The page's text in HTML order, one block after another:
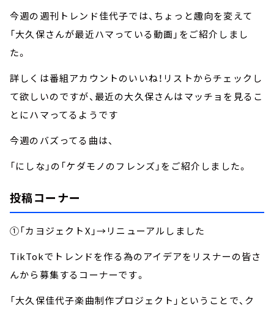
今週の週刊トレンド佳代子では、ちょっと趣向を変えて
「大久保さんが最近ハマっている動画」をご紹介しまし
た。
詳しくは番組アカウントのいいね！リストからチェックし
て欲しいのですが、最近の大久保さんはマッチョを見るこ
とにハマってるようです
今週のバズってる曲は、
「にしな」の「ケダモノのフレンズ」をご紹介しました。
投稿コーナー
①「カヨジェクトX」→リニューアルしました
TikTokでトレンドを作る為のアイデアをリスナーの皆さ
んから募集するコーナーです。
「大久保佳代子楽曲制作プロジェクト」ということで、ク